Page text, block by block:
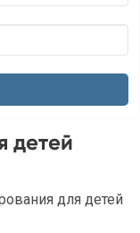
детей
для детей